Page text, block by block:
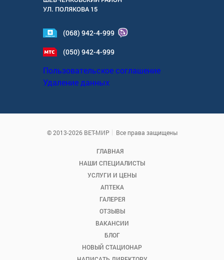
УЛ. ПОЛЯКОВА 15
(068) 942-4-999
(050) 942-4-999
Пользовательское соглашение
Удаление данных
© 2013-2026 ВЕТ-МИР Все права защищены
ГЛАВНАЯ
НАШИ СПЕЦИАЛИСТЫ
УСЛУГИ И ЦЕНЫ
АПТЕКА
ГАЛЕРЕЯ
ОТЗЫВЫ
ВАКАНСИИ
БЛОГ
НОВЫЙ СТАЦИОНАР